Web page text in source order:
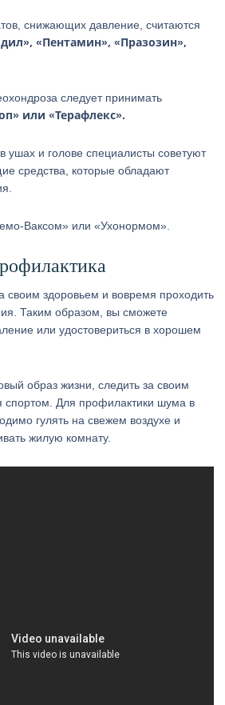
снижающих давление, считаются
«Пентамин», «Празозин»,
следует принимать
или «Терафлекс».
ушах и голове специалисты советуют
средства, которые обладают
Ваксом» или «Ухонормом».
своим здоровьем и вовремя проходить
Таким образом, вы сможете
или удостовериться в хорошем
образ жизни, следить за своим
спортом. Для профилактики шума в
гулять на свежем воздухе и
жилую комнату.